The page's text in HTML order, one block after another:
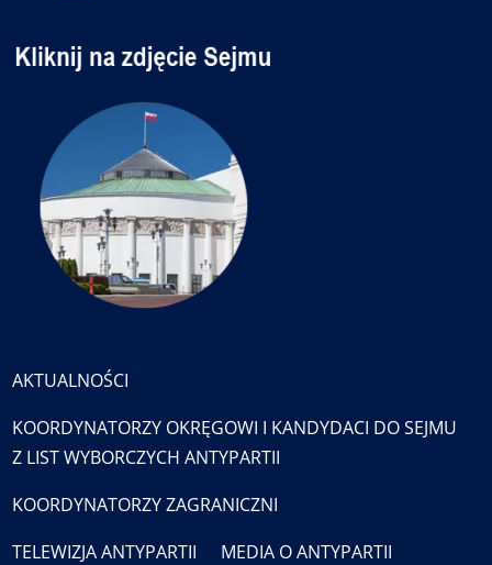
AKTUALNOŚCI
KOORDYNATORZY OKRĘGOWI I KANDYDACI DO SEJMU
Z LIST WYBORCZYCH ANTYPARTII
KOORDYNATORZY ZAGRANICZNI
TELEWIZJA ANTYPARTII
MEDIA O ANTYPARTII